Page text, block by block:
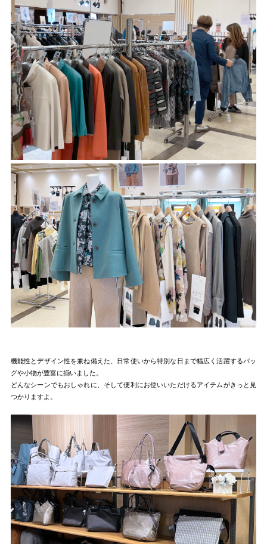
機能性とデザイン性を兼ね備えた、日常使いから特別な日まで幅広く活躍するバッ
グや小物が豊富に揃いました。
どんなシーンでもおしゃれに、そして便利にお使いいただけるアイテムがきっと見
つかりますよ。